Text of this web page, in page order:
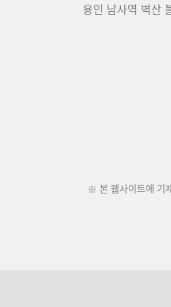
용인 남사역 벽산
※ 본 웹사이트에 기